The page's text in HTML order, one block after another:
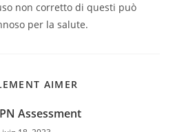
non corretto di questi può
per la salute.
AIMER
Assessment